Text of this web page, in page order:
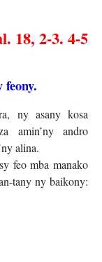
18, 2-3. 4-5
ny asany kosa
amin’ny andro
alina.
feo mba manako
tany ny baikony: